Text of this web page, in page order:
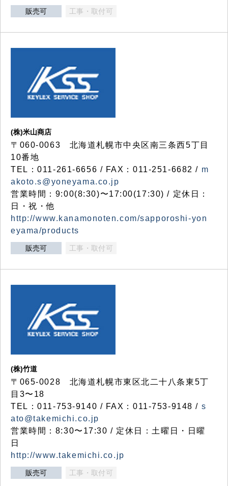
販売可 工事・取付可
(株)米山商店
〒060-0063 北海道札幌市中央区南三条西5丁目
10番地
TEL：011-261-6656 / FAX：011-251-6682 / m
akoto.s@yoneyama.co.jp
営業時間：9:00(8:30)〜17:00(17:30) / 定休日：
日・祝・他
http://www.kanamonoten.com/sapporoshi-yon
eyama/products
販売可 工事・取付可
(株)竹道
〒065-0028 北海道札幌市東区北二十八条東5丁
目3〜18
TEL：011-753-9140 / FAX：011-753-9148 / s
ato@takemichi.co.jp
営業時間：8:30〜17:30 / 定休日：土曜日・日曜
日
http://www.takemichi.co.jp
販売可 工事・取付可